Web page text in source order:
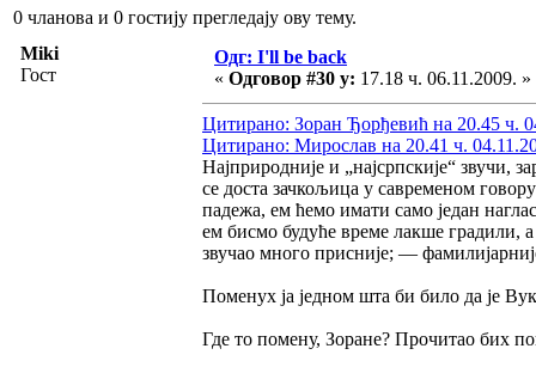
0 чланова и 0 гостију прегледају ову тему.
Miki
Гост
Одг: I'll be back
« Одговор #30 у: 17.18 ч. 06.11.2009. »
Цитирано: Зоран Ђорђевић на 20.45 ч.
Цитирано: Мирослав на 20.41 ч.
Најприродније и „најсрпскије“ звучи,
се доста зачкољица у савременом
падежа, ем ћемо имати само један
ем бисмо будуће време лакше градили,
звучао много присније; —
Поменух ја једном шта би било да је
Где то помену, Зоране? Прочитао бих